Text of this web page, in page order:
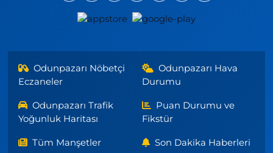
Odunpazarı Nöbetçi
Eczaneler
Odunpazarı Hava
Durumu
Odunpazarı Trafik
Yoğunluk Haritası
Puan Durumu ve
Fikstür
Tüm Manşetler Son Dakika Haberleri